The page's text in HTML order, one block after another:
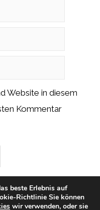
Website in diesem
Kommentar
beste Erlebnis auf
Richtlinie Sie können
wir verwenden, oder sie